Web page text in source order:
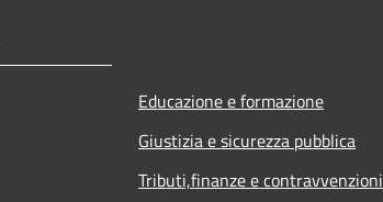
Educazione e formazione
Giustizia e sicurezza pubblica
Tributi,finanze e contravvenzioni